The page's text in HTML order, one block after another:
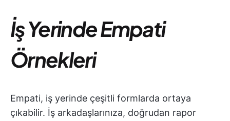
İş Yerinde Empati
Örnekleri
Empati, iş yerinde çeşitli formlarda ortaya
çıkabilir. İş arkadaşlarınıza, doğrudan rapor